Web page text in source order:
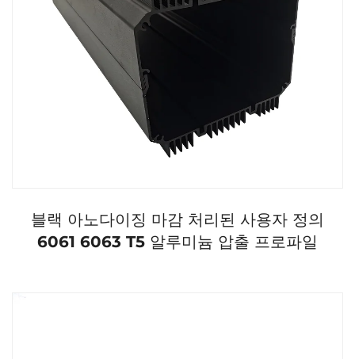
블랙 아노다이징 마감 처리된 사용자 정의
6061 6063 T5 알루미늄 압출 프로파일